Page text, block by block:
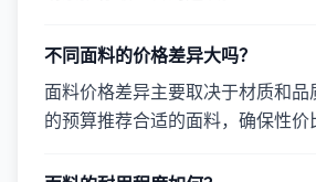
不同面料的价格差异大吗？
面料价格差异主要取决于材质和品
的预算推荐合适的面料，确保性价